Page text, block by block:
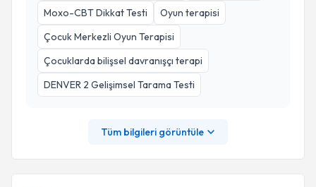
Moxo-CBT Dikkat Testi
Oyun terapisi
Çocuk Merkezli Oyun Terapisi
Çocuklarda bilişsel davranışçı terapi
DENVER 2 Gelişimsel Tarama Testi
Tüm bilgileri görüntüle